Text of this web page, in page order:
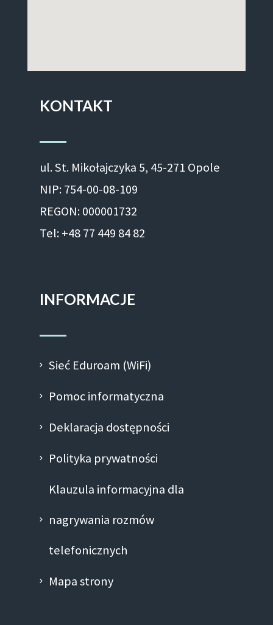
KONTAKT
ul. St. Mikołajczyka 5, 45-271 Opole
NIP: 754-00-08-109
REGON: 000001732
Tel: +48 77 449 84 82
INFORMACJE
Sieć Eduroam (WiFi)
Pomoc informatyczna
Deklaracja dostępności
Polityka prywatności
Klauzula informacyjna dla
nagrywania rozmów
telefonicznych
Mapa strony